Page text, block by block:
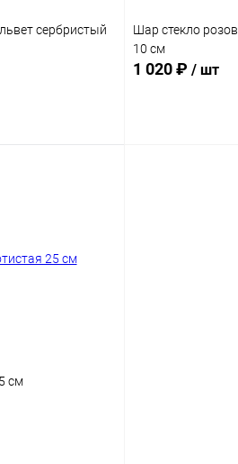
сербристый
Шар стекло
10 см
1 020 ₽ / шт
см